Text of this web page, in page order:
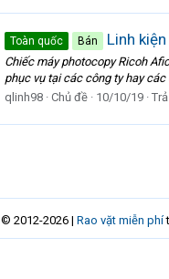
Toàn quốc Bán Linh
Chiếc máy photocopy Ricoh
phục vụ tại các công ty hay
qlinh98 Chủ đề 10/10/19
© 2012-2026 | Rao vặt miễn phí